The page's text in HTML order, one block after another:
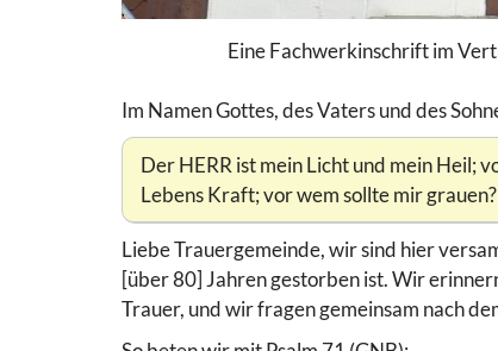
Eine Fachwerkinschrift im
Im Namen Gottes, des Vaters und des
Der HERR ist mein Licht und mein Heil;
Lebens Kraft; vor wem sollte mir
Liebe Trauergemeinde, wir sind hier
[über 80] Jahren gestorben ist. Wir
Trauer, und wir fragen gemeinsam nach